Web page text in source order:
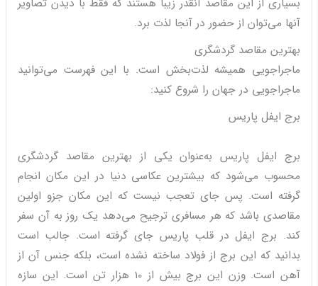
بسیاری از این مقاصد آنقدر زیبا هستند که فقط با دیدن تصاویر
آنها می‌توان از حضور در آنجا لذت برد.
بهترین مقاصد گردشگری
ماجراجویی همیشه لذت‌بخش است. با این فهرست می‌توانید
ماجراجویی در جهان را شروع کنید:
برج ایفل پاریس
برج ایفل پاریس به‌عنوان یکی از بهترین مقاصد گردشگری
محسوب می‌شود که بیشترین عکاسی دنیا در این مکان انجام
گرفته است. پس جای تعجب نیست که این مکان جزو اولین
مقاصدی باشد که هر مسافری ترجیح می‌دهد یک روز به آن سفر
کند. برج ایفل در قلب پاریس جای گرفته است. جالب است
بدانید که این برج از فولاد ساخته نشده است، بلکه جنس آن از
آهن است. وزن این برج بیش از 10 هزار تن است. این سازه